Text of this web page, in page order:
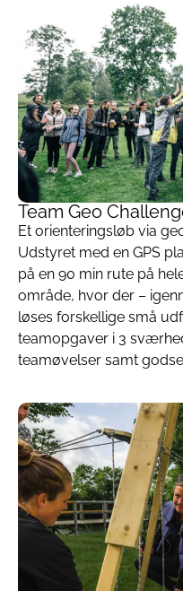
Team Geo
Et orienteringsløb via
Udstyret med en GPS
på en 90 min rute på
område, hvor der –
løses forskellige små
teamopgaver i 3
teamøvelser samt